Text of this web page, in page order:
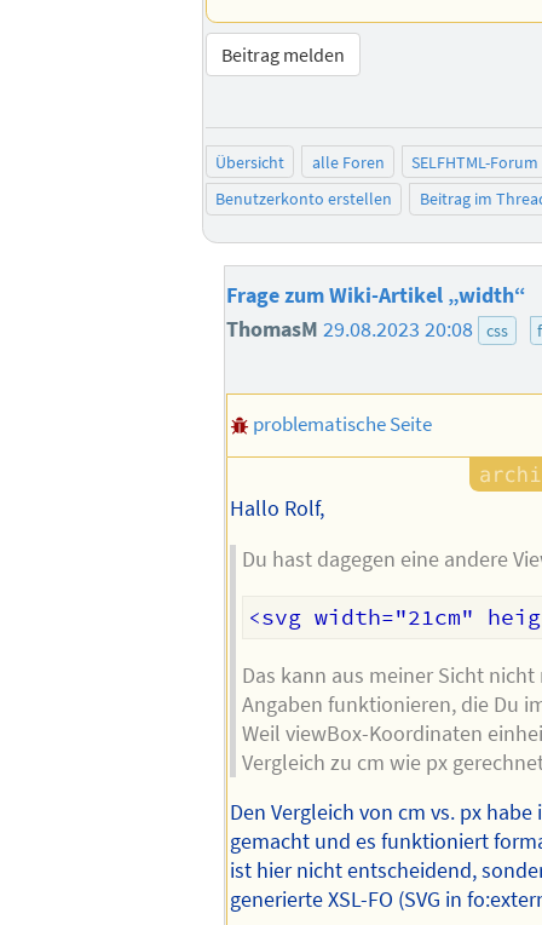
Beitrag melden
Übersicht alle Foren
SELFHTML-Forum
Benutzerkonto erstellen
Beitrag im
Frage zum Wiki-Artikel „width“
ThomasM29.08.2023 20:08 css
problematische Seite
Hallo Rolf,
Du hast dagegen eine andere
Das kann aus meiner Sicht
Angaben funktionieren, die Du
Weil viewBox-Koordinaten
Vergleich zu cm wie px
Den Vergleich von cm vs. px
gemacht und es funktioniert
ist hier nicht entscheidend,
generierte XSL-FO (SVG in